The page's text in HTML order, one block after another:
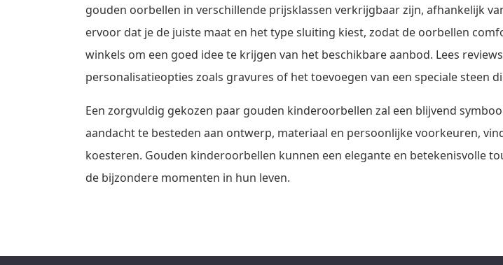
gouden oorbellen in verschillende prijsklassen verkrijgbaar zijn, afhankelijk
ervoor dat je de juiste maat en het type sluiting kiest, zodat de oorbellen
winkels om een goed idee te krijgen van het beschikbare aanbod. Lees
personalisatieopties zoals gravures of het toevoegen van een speciale steen
Een zorgvuldig gekozen paar gouden kinderoorbellen zal een blijvend
aandacht te besteden aan ontwerp, materiaal en persoonlijke voorkeuren,
koesteren. Gouden kinderoorbellen kunnen een elegante en betekenisvolle
de bijzondere momenten in hun leven.